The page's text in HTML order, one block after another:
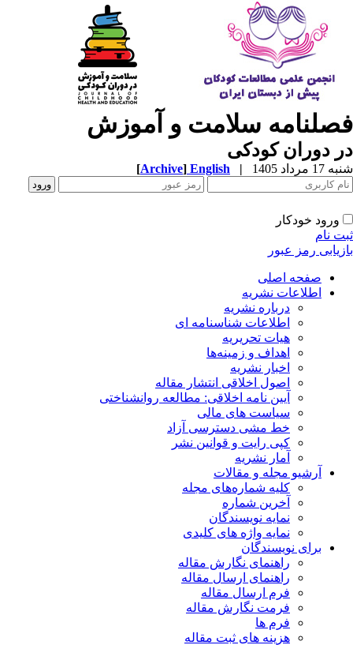
سلامت و آموزش
دوران کودکی
مرداد 1405 |
English
[Archive]
ورود خودکار
نام
رمز عبور
صفحه اصلی
اطلاعات نشریه
درباره نشریه
اطلاعات شناسنامه ای
هیات تحریریه
اهداف و زمینه‌ها
اخبار نشریه
اصول اخلاقی انتشار مقاله
آیین نامه اخلاقی: مطالعه روانشناختی
سیاست های مالی
خط مشی دسترسی آزاد
کپی رایت و قوانین نشر
آمار نشریه
آرشیو مجله و مقالات
کلیه شماره‌های مجله
آخرین شماره
نمایه نویسندگان
نمایه واژه های کلیدی
برای نویسندگان
راهنمای نگارش مقاله
راهنمای ارسال مقاله
فرم ارسال مقاله
فرمت نگارش مقاله
فرم ها
هزینه های ثبت مقاله